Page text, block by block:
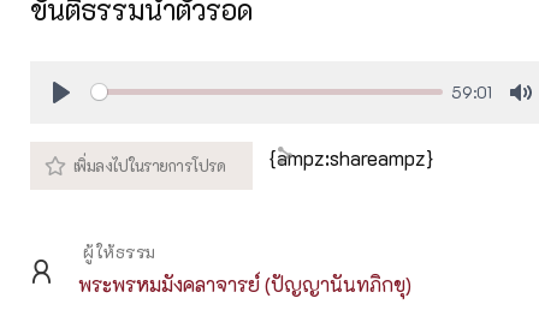
ขันติธรรมนำตัวรอด
59:01
{ampz:shareampz}
ผู้ให้ธรรม
พระพรหมมังคลาจารย์ (ปัญญานันทภิกขุ)